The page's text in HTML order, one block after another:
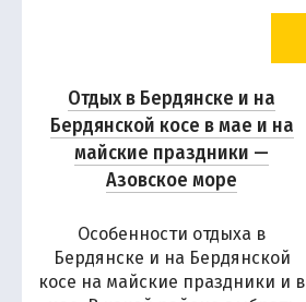
Отдых в Бердянске и на
Бердянской косе в мае и на
майские праздники —
Азовское море
Особенности отдыха в
Бердянске и на Бердянской
косе на майские праздники и в